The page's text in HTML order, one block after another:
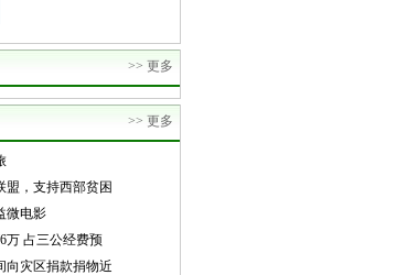
>> 更多
>> 更多
盟，支持西部贫困
微电影
万 占三公经费预
向灾区捐款捐物近